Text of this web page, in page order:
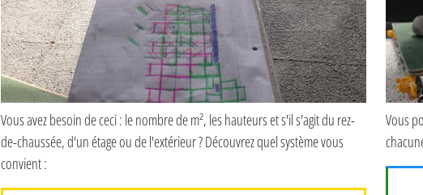
Vous avez besoin de ceci : le nombre de m², les hauteurs et s'il s'agit du rez-
de-chaussée, d'un étage ou de l'extérieur ? Découvrez quel système vous
convient :
Vous